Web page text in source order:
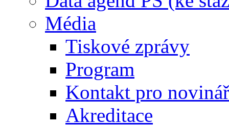
Média
Tiskové zprávy
Program
Kontakt pro
Akreditace